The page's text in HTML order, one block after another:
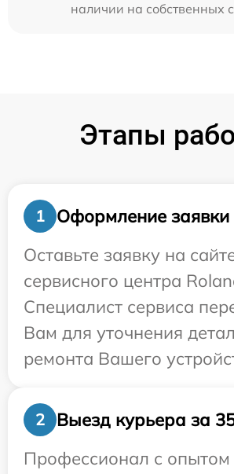
наличии на собственных
Этапы
1
Оформление заявки
Оставьте заявку на
сервисного центра
Специалист сервиса
Вам для уточнения
ремонта Вашего
2
Выезд курьера за
Профессионал с опытом